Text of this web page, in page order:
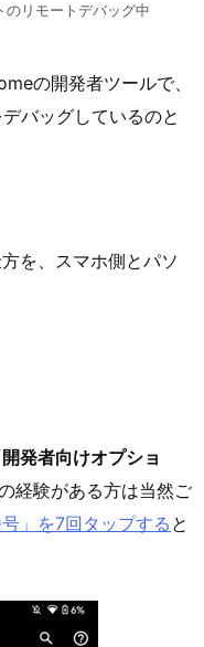
リモートデバッグ中
の開発者ツールで、
バッグしているのと
を、スマホ側とパソ
開発者向けオプショ
経験がある方は当然ご
」を7回タップすると